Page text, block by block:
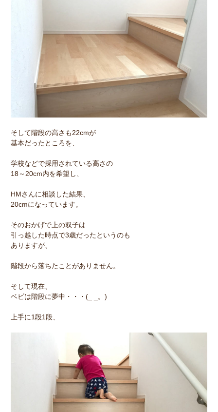
そして階段の高さも22cmが
基本だったところを、
学校などで採用されている高さの
18～20cm内を希望し、
HMさんに相談した結果、
20cmになっています。
そのおかげで上の双子は
引っ越した時点で3歳だったというのも
ありますが、
階段から落ちたことがありません。
そして現在、
ベビは階段に夢中・・・(_ _。)
上手に1段1段、